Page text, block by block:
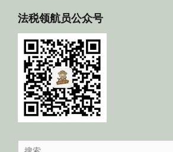
法税领航员公众号
Search